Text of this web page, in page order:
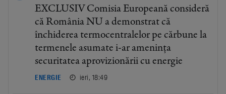
EXCLUSIV Comisia Europeană consideră
că România NU a demonstrat că
închiderea termocentralelor pe cărbune la
termenele asumate i-ar amenința
securitatea aprovizionării cu energie
ENERGIE ieri, 18:49